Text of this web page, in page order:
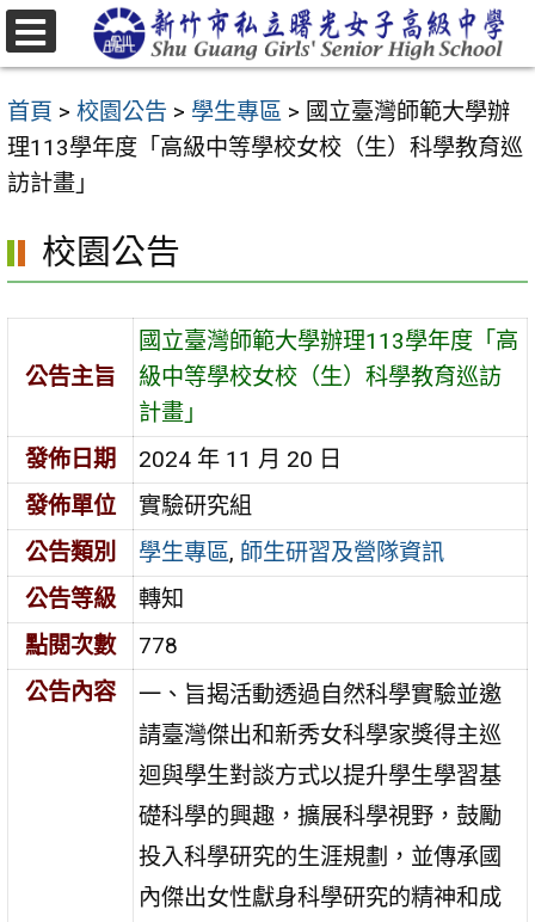
跳
至
要
內
容
首頁 > 校園公告 > 學生專區 > 國立臺灣師範大學辦
理113學年度「高級中等學校女校（生）科學教育巡
訪計畫」
校園公告
公告主旨
國立臺灣師範大學辦理113學年度「高
級中等學校女校（生）科學教育巡訪
計畫」
發佈日期
2024 年 11 月 20 日
發佈單位
實驗研究組
公告類別
學生專區, 師生研習及營隊資訊
公告等級
轉知
點閱次數
778
公告內容
一、旨揭活動透過自然科學實驗並邀
請臺灣傑出和新秀女科學家獎得主巡
迴與學生對談方式以提升學生學習基
礎科學的興趣，擴展科學視野，鼓勵
投入科學研究的生涯規劃，並傳承國
內傑出女性獻身科學研究的精神和成
選
單